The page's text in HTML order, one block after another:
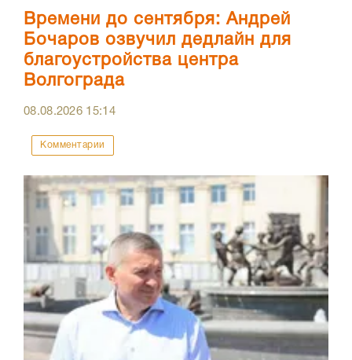
Времени до сентября: Андрей
Бочаров озвучил дедлайн для
благоустройства центра
Волгограда
08.08.2026 15:14
Комментарии